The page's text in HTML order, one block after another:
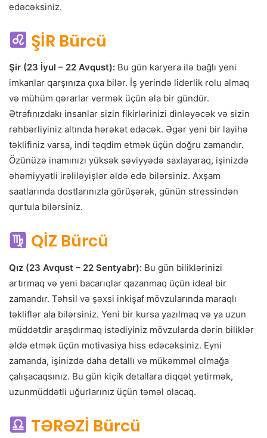
edəcəksiniz.
ŞİR Bürcü
Şir (23 İyul – 22 Avqust): Bu gün karyera ilə bağlı yeni
imkanlar qarşınıza çıxa bilər. İş yerində liderlik rolu almaq
və mühüm qərarlar vermək üçün əla bir gündür.
Ətrafınızdakı insanlar sizin fikirlərinizi dinləyəcək və sizin
rəhbərliyiniz altında hərəkət edəcək. Əgər yeni bir layihə
təklifiniz varsa, indi təqdim etmək üçün doğru zamandır.
Özünüzə inamınızı yüksək səviyyədə saxlayaraq, işinizdə
əhəmiyyətli irəliləyişlər əldə edə bilərsiniz. Axşam
saatlarında dostlarınızla görüşərək, günün stressindən
qurtula bilərsiniz.
QİZ Bürcü
Qız (23 Avqust – 22 Sentyabr): Bu gün biliklərinizi
artırmaq və yeni bacarıqlar qazanmaq üçün ideal bir
zamandır. Təhsil və şəxsi inkişaf mövzularında maraqlı
təkliflər ala bilərsiniz. Yeni bir kursa yazılmaq və ya uzun
müddətdir araşdırmaq istədiyiniz mövzularda dərin biliklər
əldə etmək üçün motivasiya hiss edəcəksiniz. Eyni
zamanda, işinizdə daha detallı və mükəmməl olmağa
çalışacaqsınız. Bu gün kiçik detallara diqqət yetirmək,
uzunmüddətli uğurlarınız üçün təməl olacaq.
TƏRƏZİ Bürcü